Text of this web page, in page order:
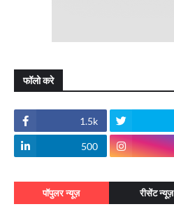
फॉलो करे
1.5k
500
पॉपुलर न्यूज़ रीसेंट न्यूज़